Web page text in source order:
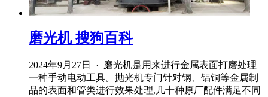
磨光机 搜狗百科
2024年9月27日 · 磨光机是用来进行金属表面打磨处理
一种手动电动工具。抛光机专门针对钢、铝铜等金属制
品的表面和管类进行效果处理,几十种原厂配件满足不同